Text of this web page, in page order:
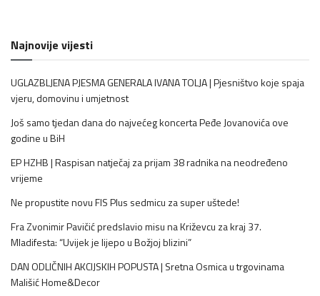
Najnovije vijesti
UGLAZBLJENA PJESMA GENERALA IVANA TOLJA | Pjesništvo koje spaja
vjeru, domovinu i umjetnost
Još samo tjedan dana do najvećeg koncerta Peđe Jovanovića ove
godine u BiH
EP HZHB | Raspisan natječaj za prijam 38 radnika na neodređeno
vrijeme
Ne propustite novu FIS Plus sedmicu za super uštede!
Fra Zvonimir Pavičić predslavio misu na Križevcu za kraj 37.
Mladifesta: “Uvijek je lijepo u Božjoj blizini”
DAN ODLIČNIH AKCIJSKIH POPUSTA | Sretna Osmica u trgovinama
Mališić Home&Decor